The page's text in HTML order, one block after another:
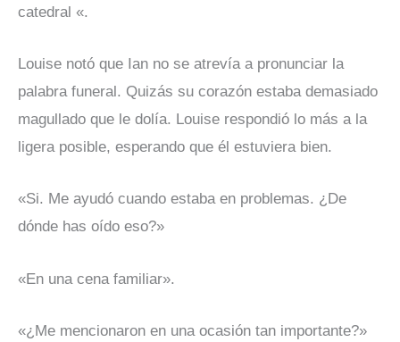
catedral «.
Louise notó que Ian no se atrevía a pronunciar la
palabra funeral. Quizás su corazón estaba demasiado
magullado que le dolía. Louise respondió lo más a la
ligera posible, esperando que él estuviera bien.
«Si. Me ayudó cuando estaba en problemas. ¿De
dónde has oído eso?»
«En una cena familiar».
«¿Me mencionaron en una ocasión tan importante?»